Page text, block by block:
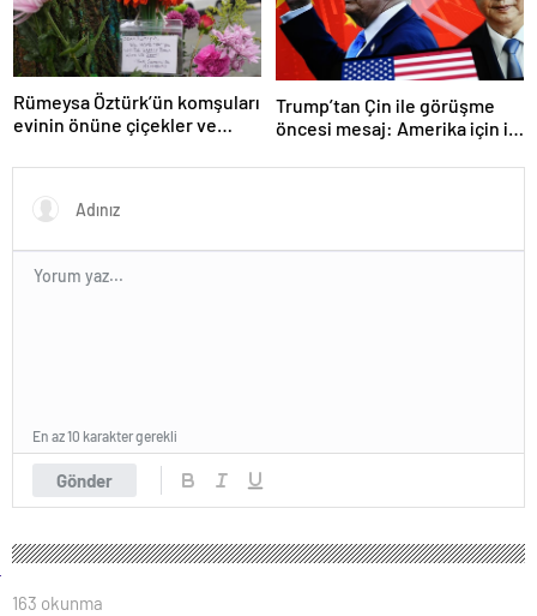
Rümeysa Öztürk’ün komşuları
evinin önüne çiçekler ve
Trump’tan Çin ile görüşme
öncesi mesaj: Amerika için iyi
Gönder
En az 10 karakter gerekli
163 okunma